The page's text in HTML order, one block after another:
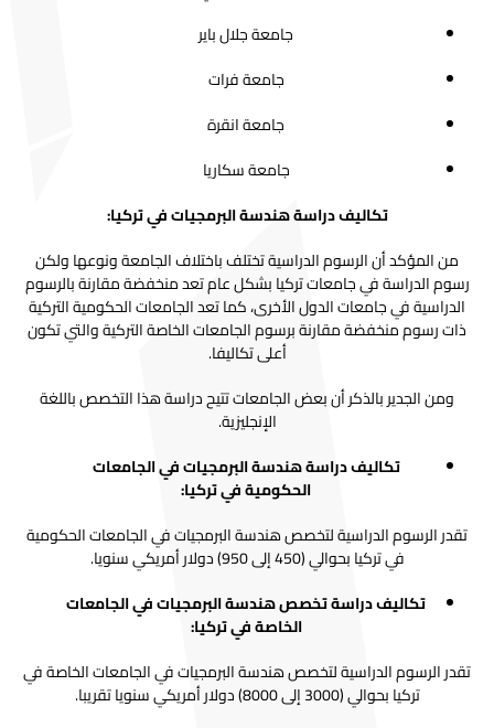
جامعة جلال باير
جامعة فرات
جامعة انقرة
جامعة سكاريا
تكاليف دراسة هندسة البرمجيات في تركيا:
من المؤكد أن الرسوم الدراسية تختلف باختلاف الجامعة ونوعها ولكن
رسوم الدراسة في جامعات تركيا بشكل عام تعد منخفضة مقارنة بالرسوم
الدراسية في جامعات الدول الأخرى، كما تعد الجامعات الحكومية التركية
ذات رسوم منخفضة مقارنة برسوم الجامعات الخاصة التركية والتي تكون
أعلى تكاليفا.
ومن الجدير بالذكر أن بعض الجامعات تتيح دراسة هذا التخصص باللغة
الإنجليزية.
تكاليف دراسة هندسة البرمجيات في الجامعات
الحكومية في تركيا:
تقدر الرسوم الدراسية لتخصص هندسة البرمجيات في الجامعات الحكومية
في تركيا بحوالي (450 إلى 950) دولار أمريكي سنويا.
تكاليف دراسة تخصص هندسة البرمجيات في الجامعات
الخاصة في تركيا:
تقدر الرسوم الدراسية لتخصص هندسة البرمجيات في الجامعات الخاصة في
تركيابحوالي (3000 إلى 8000) دولار أمريكي سنويا تقريبا.